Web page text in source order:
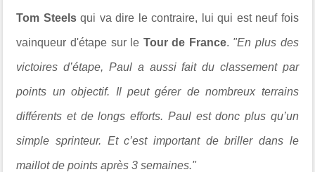
Tom Steelsqui va dire le contraire, lui qui est neuf fois
vainqueur d'étape sur le Tour de France. "En plus des
victoires d’étape, Paul a aussi fait du classement par
points un objectif. Il peut gérer de nombreux terrains
différents et de longs efforts. Paul est donc plus qu’un
simple sprinteur. Et c’est important de briller dans le
maillot de points après 3 semaines."